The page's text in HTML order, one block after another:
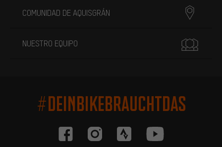
COMUNIDAD DE AQUISGRÁN
NUESTRO EQUIPO
#DEINBIKEBRAUCHTDAS